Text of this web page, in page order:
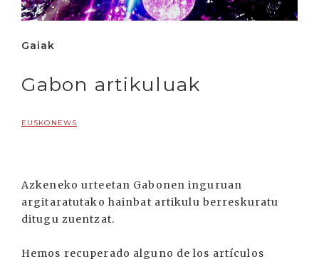
Gaiak
Gabon artikuluak
EUSKONEWS
Azkeneko urteetan Gabonen inguruan
argitaratutako hainbat artikulu berreskuratu
ditugu zuentzat.
Hemos recuperado alguno de los artículos